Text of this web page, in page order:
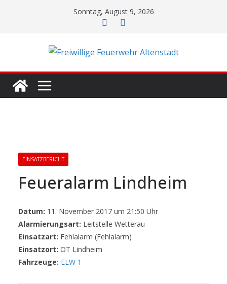
Sonntag, August 9, 2026
EINSATZBERICHT
Feueralarm Lindheim
Datum: 11. November 2017 um 21:50 Uhr
Alarmierungsart: Leitstelle Wetterau
Einsatzart: Fehlalarm (Fehlalarm)
Einsatzort: OT Lindheim
Fahrzeuge: ELW 1